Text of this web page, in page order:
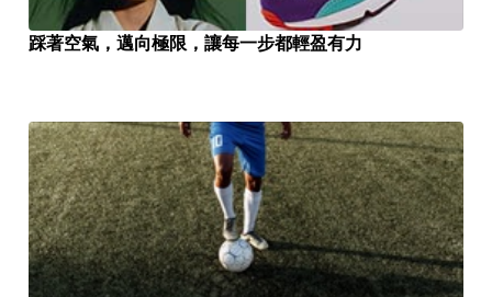
踩著空氣，邁向極限，讓每一步都輕盈有力